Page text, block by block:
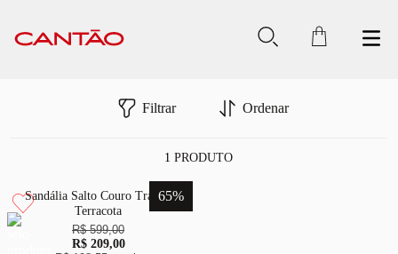
Filtrar Ordenar
1PRODUTO
65%
Sandália Salto Couro Tramas
Terracota
R$ 599,00
R$ 209,00